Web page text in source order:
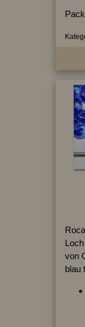
von
blau